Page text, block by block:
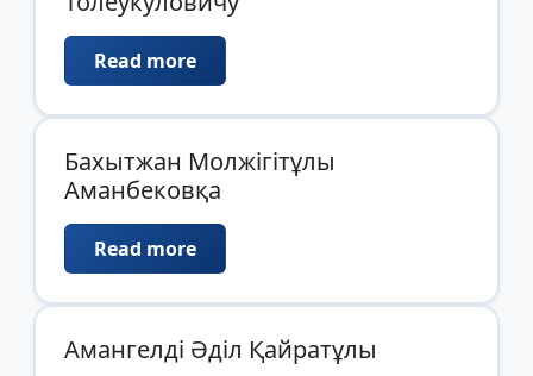
Read more
Бахытжан Молжігітұлы
Аманбековқа
Read more
Амангелді Әділ Қайратұлы